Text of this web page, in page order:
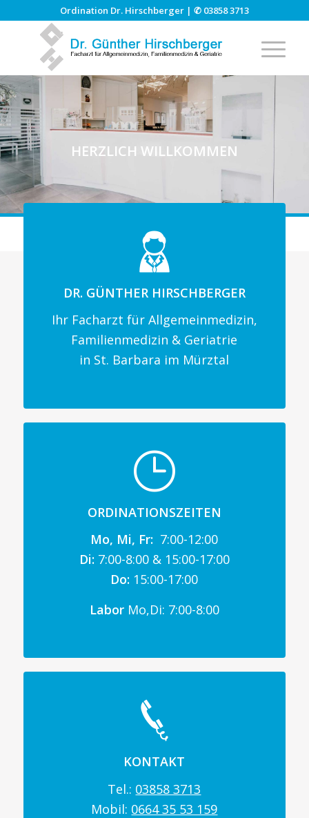
Ordination Dr. Hirschberger | ✆ 03858 3713
HERZLICH WILLKOMMEN
DR. GÜNTHER HIRSCHBERGER
Ihr Facharzt für Allgemeinmedizin,
Familienmedizin & Geriatrie
in St. Barbara im Mürztal
ORDINATIONSZEITEN
Mo, Mi, Fr: 7:00-12:00
Di:7:00-8:00 & 15:00-17:00
Do: 15:00-17:00
LaborMo,Di: 7:00-8:00
KONTAKT
Tel.: 03858 3713
Mobil: 0664 35 53 159